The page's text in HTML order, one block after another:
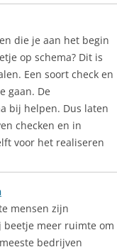
die je aan het begin
op schema? Dit is
Een soort check en
gaan. De
bij helpen. Dus laten
checken en in
voor het realiseren
mensen zijn
beetje meer ruimte om
bedrijven